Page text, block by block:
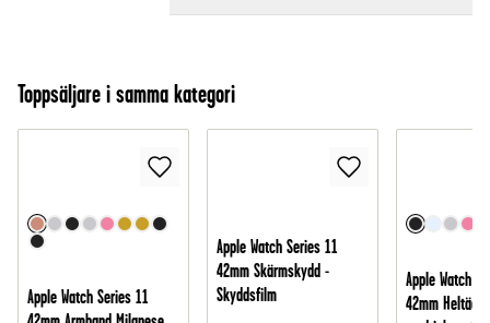
Toppsäljare i samma kategori
Apple Watch Series 11
Apple Watch Series 11
42mm Skärmskydd -
Skyddsfilm
Apple Watch
42mm